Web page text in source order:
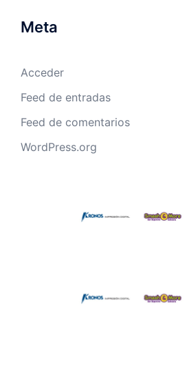
Meta
Acceder
Feed de entradas
Feed de comentarios
WordPress.org